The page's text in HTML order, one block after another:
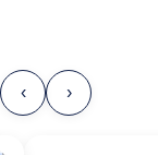
‹
›